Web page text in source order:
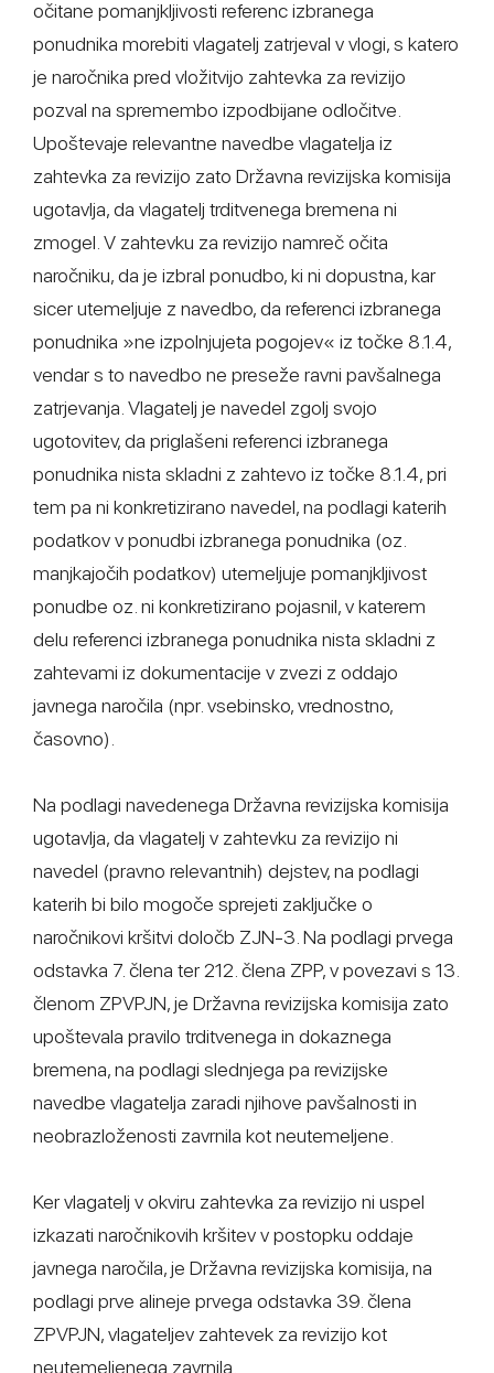
očitane pomanjkljivosti referenc izbranega
ponudnika morebiti vlagatelj zatrjeval v vlogi, s katero
je naročnika pred vložitvijo zahtevka za revizijo
pozval na spremembo izpodbijane odločitve.
Upoštevaje relevantne navedbe vlagatelja iz
zahtevka za revizijo zato Državna revizijska komisija
ugotavlja, da vlagatelj trditvenega bremena ni
zmogel. V zahtevku za revizijo namreč očita
naročniku, da je izbral ponudbo, ki ni dopustna, kar
sicer utemeljuje z navedbo, da referenci izbranega
ponudnika »ne izpolnjujeta pogojev« iz točke 8.1.4,
vendar s to navedbo ne preseže ravni pavšalnega
zatrjevanja. Vlagatelj je navedel zgolj svojo
ugotovitev, da priglašeni referenci izbranega
ponudnika nista skladni z zahtevo iz točke 8.1.4, pri
tem pa ni konkretizirano navedel, na podlagi katerih
podatkov v ponudbi izbranega ponudnika (oz.
manjkajočih podatkov) utemeljuje pomanjkljivost
ponudbe oz. ni konkretizirano pojasnil, v katerem
delu referenci izbranega ponudnika nista skladni z
zahtevami iz dokumentacije v zvezi z oddajo
javnega naročila (npr. vsebinsko, vrednostno,
časovno).
Na podlagi navedenega Državna revizijska komisija
ugotavlja, da vlagatelj v zahtevku za revizijo ni
navedel (pravno relevantnih) dejstev, na podlagi
katerih bi bilo mogoče sprejeti zaključke o
naročnikovi kršitvi določb ZJN-3. Na podlagi prvega
odstavka 7. člena ter 212. člena ZPP, v povezavi s 13.
členom ZPVPJN, je Državna revizijska komisija zato
upoštevala pravilo trditvenega in dokaznega
bremena, na podlagi slednjega pa revizijske
navedbe vlagatelja zaradi njihove pavšalnosti in
neobrazloženosti zavrnila kot neutemeljene.
Ker vlagatelj v okviru zahtevka za revizijo ni uspel
izkazati naročnikovih kršitev v postopku oddaje
javnega naročila, je Državna revizijska komisija, na
podlagi prve alineje prvega odstavka 39. člena
ZPVPJN, vlagateljev zahtevek za revizijo kot
neutemeljenega zavrnila.